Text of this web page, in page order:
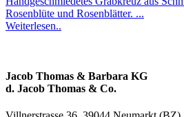
Rosenblüte und Rosenblätter. ...
Weiterlesen..
Jacob Thomas & Barbara KG
d. Jacob Thomas & Co.